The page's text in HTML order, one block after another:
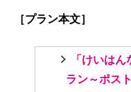
［プラン本文］
「けいは
ラン～ポス